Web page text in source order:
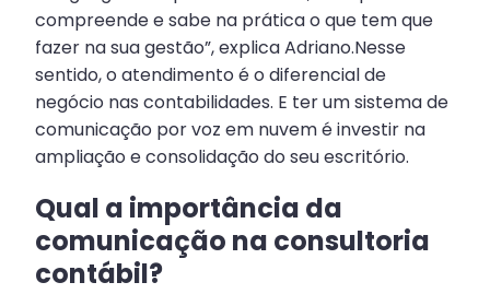
compreende e sabe na prática o que tem que
fazer na sua gestão”, explica Adriano.Nesse
sentido, o atendimento é o diferencial de
negócio nas contabilidades. E ter um sistema de
comunicação por voz em nuvem é investir na
ampliação e consolidação do seu escritório.
Qual a importância da
comunicação na consultoria
contábil?